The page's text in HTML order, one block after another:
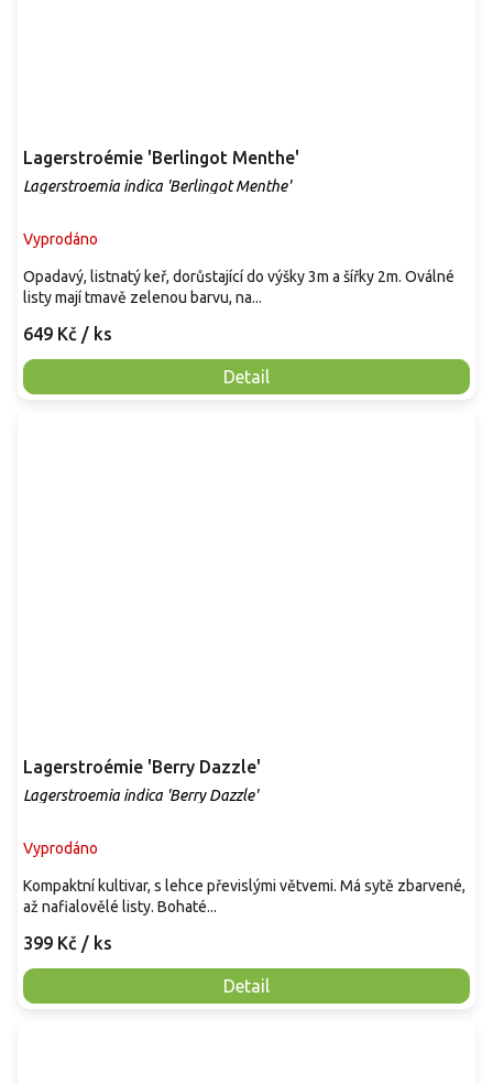
Lagerstroémie 'Berlingot Menthe'
Lagerstroemia indica 'Berlingot Menthe'
Vyprodáno
649 Kč / ks
Detail
Opadavý, listnatý keř, dorůstající do výšky 3m a šířky 2m. Oválné
listy mají tmavě zelenou barvu, na...
Lagerstroémie 'Berry Dazzle'
Lagerstroemia indica 'Berry Dazzle'
Vyprodáno
399 Kč / ks
Detail
Kompaktní kultivar, s lehce převislými větvemi. Má sytě zbarvené,
až nafialovělé listy. Bohaté...